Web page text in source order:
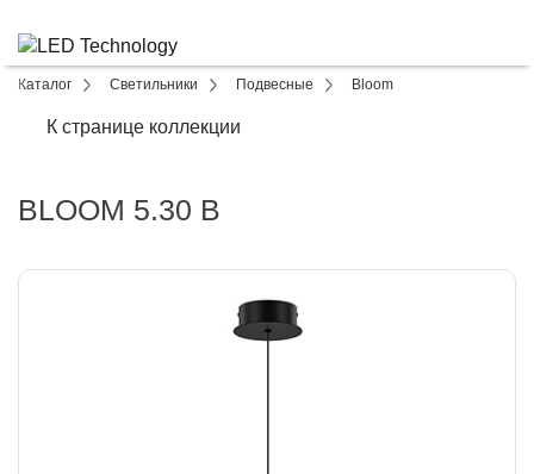
Каталог Светильники Подвесные Bloom
К странице коллекции
BLOOM 5.30 B